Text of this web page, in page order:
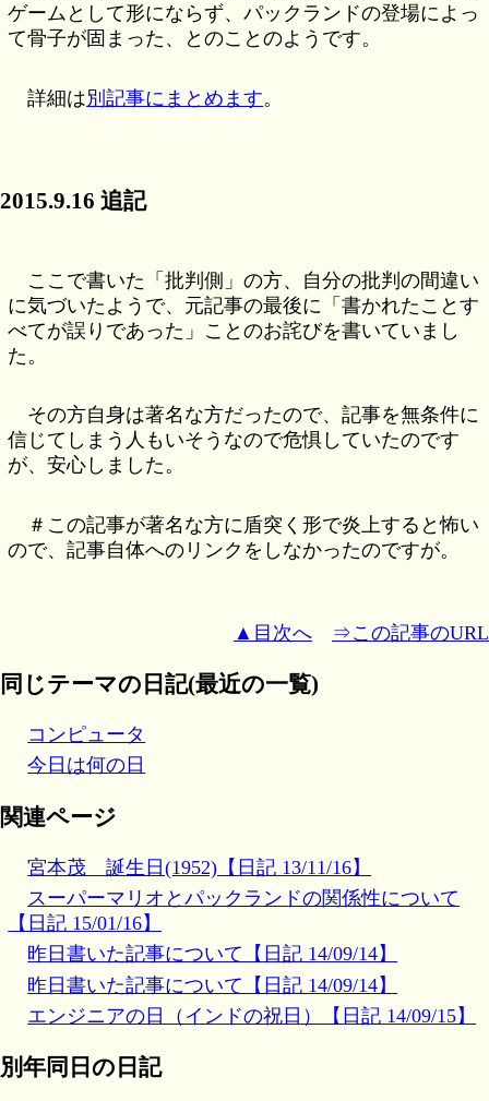
ゲームとして形にならず、パックランドの登場によっ
て骨子が固まった、とのことのようです。
詳細は別記事にまとめます。
2015.9.16 追記
ここで書いた「批判側」の方、自分の批判の間違い
に気づいたようで、元記事の最後に「書かれたことす
べてが誤りであった」ことのお詫びを書いていまし
た。
その方自身は著名な方だったので、記事を無条件に
信じてしまう人もいそうなので危惧していたのです
が、安心しました。
＃この記事が著名な方に盾突く形で炎上すると怖い
ので、記事自体へのリンクをしなかったのですが。
▲目次へ ⇒この記事のURL
同じテーマの日記(最近の一覧)
コンピュータ
今日は何の日
関連ページ
宮本茂 誕生日(1952)【日記 13/11/16】
スーパーマリオとパックランドの関係性について
【日記 15/01/16】
昨日書いた記事について【日記 14/09/14】
昨日書いた記事について【日記 14/09/14】
エンジニアの日（インドの祝日）【日記 14/09/15】
別年同日の日記